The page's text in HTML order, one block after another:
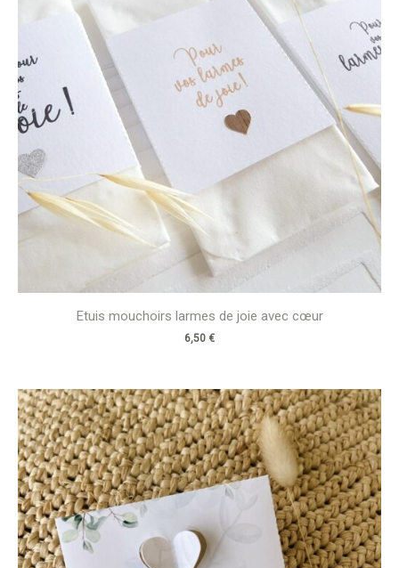
Etuis mouchoirs larmes de joie avec cœur
6,50 €